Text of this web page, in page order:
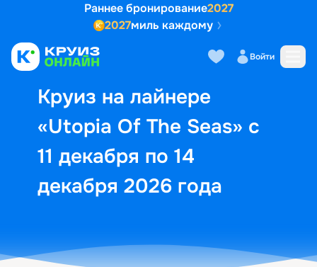
Раннее бронирование2027
2027миль каждому
Войти
Круиз на лайнере
«Utopia Of The Seas» с
11 декабря по 14
декабря 2026 года
Выбор кают Маршрут и